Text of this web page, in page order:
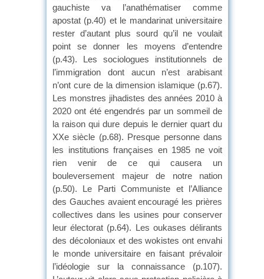
gauchiste va l’anathématiser comme
apostat (p.40) et le mandarinat universitaire
rester d’autant plus sourd qu’il ne voulait
point se donner les moyens d’entendre
(p.43). Les sociologues institutionnels de
l’immigration dont aucun n’est arabisant
n’ont cure de la dimension islamique (p.67).
Les monstres jihadistes des années 2010 à
2020 ont été engendrés par un sommeil de
la raison qui dure depuis le dernier quart du
XXe siècle (p.68). Presque personne dans
les institutions françaises en 1985 ne voit
rien venir de ce qui causera un
bouleversement majeur de notre nation
(p.50). Le Parti Communiste et l’Alliance
des Gauches avaient encouragé les prières
collectives dans les usines pour conserver
leur électorat (p.64). Les oukases délirants
des décoloniaux et des wokistes ont envahi
le monde universitaire en faisant prévaloir
l’idéologie sur la connaissance (p.107).